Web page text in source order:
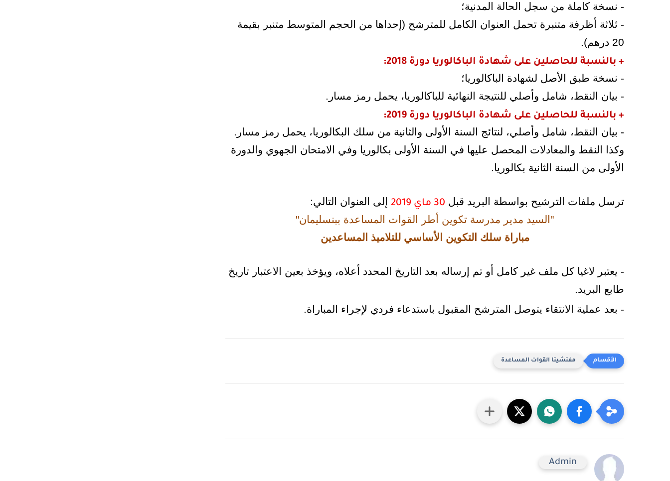
- نسخة كاملة من سجل الحالة المدنية؛
- ثلاثة أظرفة متنبرة تحمل العنوان الكامل للمترشح (إحداها من الحجم المتوسط متنبر بقيمة
20 درهم).
+ بالنسبة للحاصلين على شهادة الباكالوريا دورة 2018:
- نسخة طبق الأصل لشهادة الباكالوريا؛
- بيان النقط، شامل وأصلي للنتيجة النهائية للباكالوريا، يحمل رمز مسار.
+ بالنسبة للحاصلين على شهادة الباكالوريا دورة 2019:
- بيان النقط، شامل وأصلي، لنتائج السنة الأولى والثانية من سلك البكالوريا، يحمل رمز مسار.
وكذا النقط والمعادلات المحصل عليها في السنة الأولى بكالوريا وفي الامتحان الجهوي والدورة
الأولى من السنة الثانية بكالوريا.
ترسل ملفات الترشيح بواسطة البريد قبل 30 ماي 2019
إلى العنوان التالي:
"السيد مدير مدرسة تكوين أطر القوات المساعدة ببنسليمان"
مباراة سلك التكوين الأساسي للتلاميذ المساعدين
- يعتبر لاغيا كل ملف غير كامل أو تم إرساله بعد التاريخ المحدد أعلاه، ويؤخذ بعين الاعتبار تاريخ
طابع البريد.
- بعد عملية الانتقاء يتوصل المترشح المقبول باستدعاء فردي لإجراء المباراة.
مفتشيتا القوات المساعدة
Admin